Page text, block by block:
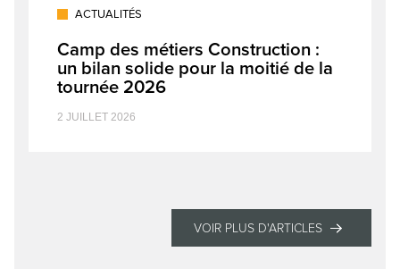
ACTUALITÉS
Camp des métiers Construction :
un bilan solide pour la moitié de la
tournée 2026
2 JUILLET 2026
VOIR PLUS D'ARTICLES